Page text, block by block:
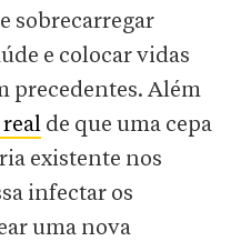
sobrecarregar
e colocar vidas
precedentes. Além
de que uma cepa
existente nos
infectar os
uma nova